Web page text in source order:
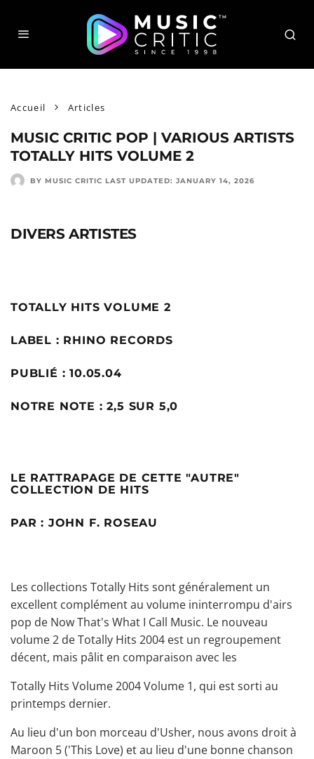
Accueil Articles
MUSIC CRITIC POP | VARIOUS ARTISTS
TOTALLY HITS VOLUME 2
BY MUSIC CRITIC LAST UPDATED: JANUARY 14, 2026
DIVERS ARTISTES
TOTALLY HITS VOLUME 2
LABEL : RHINO RECORDS
PUBLIÉ : 10.05.04
NOTRE NOTE : 2,5 SUR 5,0
LE RATTRAPAGE DE CETTE "AUTRE"
COLLECTION DE HITS
PAR : JOHN F. ROSEAU
Les collections Totally Hits sont généralement un
excellent complément au volume ininterrompu d'airs
pop de Now That's What I Call Music. Le nouveau
volume 2 de Totally Hits 2004 est un regroupement
décent, mais pâlit en comparaison avec les
Totally Hits Volume 2004 Volume 1, qui est sorti au
printemps dernier.
Au lieu d'un bon morceau d'Usher, nous avons droit à
Maroon 5 ('This Love) et au lieu d'une bonne chanson